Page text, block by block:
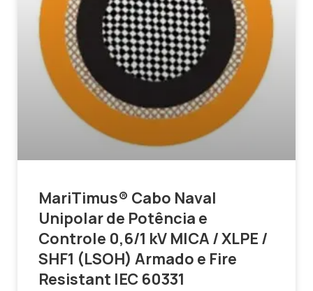
MariTimus® Cabo Naval
Unipolar de Potência e
Controle 0,6/1 kV MICA / XLPE /
SHF1 (LSOH) Armado e Fire
Resistant IEC 60331